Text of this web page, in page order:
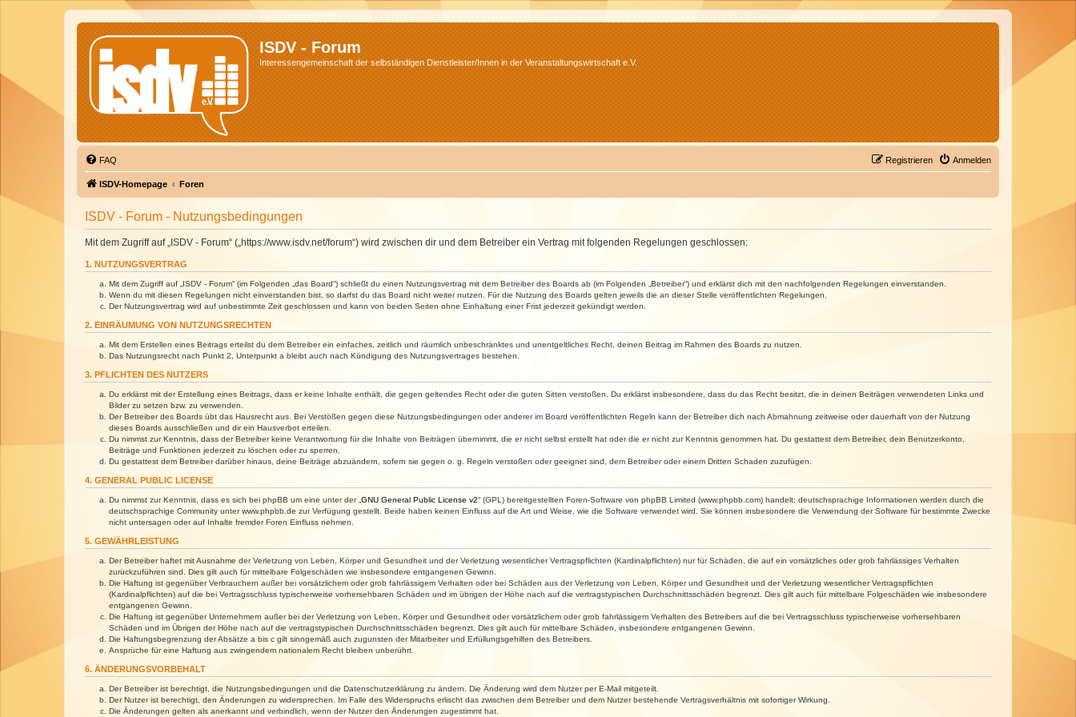
ISDV - Forum
Interessengemeinschaft der selbständigen Dienstleister/Innen in der Veranstaltungswirtschaft e.V.
FAQ Anmelden
Registrieren
ISDV-Homepage Foren
ISDV - Forum - Nutzungsbedingungen
Mit dem Zugriff auf „ISDV - Forum“ („https://www.isdv.net/forum“) wird zwischen dir und dem Betreiber ein Vertrag mit folgenden Regelungen geschlossen:
1. NUTZUNGSVERTRAG
Mit dem Zugriff auf „ISDV - Forum“ (im Folgenden „das Board“) schließt du einen Nutzungsvertrag mit dem Betreiber des Boards ab (im Folgenden „Betreiber“) und erklärst dich mit den nachfolgenden Regelungen einverstanden.
Wenn du mit diesen Regelungen nicht einverstanden bist, so darfst du das Board nicht weiter nutzen. Für die Nutzung des Boards gelten jeweils die an dieser Stelle veröffentlichten Regelungen.
Der Nutzungsvertrag wird auf unbestimmte Zeit geschlossen und kann von beiden Seiten ohne Einhaltung einer Frist jederzeit gekündigt werden.
2. EINRÄUMUNG VON NUTZUNGSRECHTEN
Mit dem Erstellen eines Beitrags erteilst du dem Betreiber ein einfaches, zeitlich und räumlich unbeschränktes und unentgeltliches Recht, deinen Beitrag im Rahmen des Boards zu nutzen.
Das Nutzungsrecht nach Punkt 2, Unterpunkt a bleibt auch nach Kündigung des Nutzungsvertrages bestehen.
3. PFLICHTEN DES NUTZERS
Du erklärst mit der Erstellung eines Beitrags, dass er keine Inhalte enthält, die gegen geltendes Recht oder die guten Sitten verstoßen. Du erklärst insbesondere, dass du das Recht besitzt, die in deinen Beiträgen verwendeten Links und
Bilder zu setzen bzw. zu verwenden.
Der Betreiber des Boards übt das Hausrecht aus. Bei Verstößen gegen diese Nutzungsbedingungen oder anderer im Board veröffentlichten Regeln kann der Betreiber dich nach Abmahnung zeitweise oder dauerhaft von der Nutzung
dieses Boards ausschließen und dir ein Hausverbot erteilen.
Du nimmst zur Kenntnis, dass der Betreiber keine Verantwortung für die Inhalte von Beiträgen übernimmt, die er nicht selbst erstellt hat oder die er nicht zur Kenntnis genommen hat. Du gestattest dem Betreiber, dein Benutzerkonto,
Beiträge und Funktionen jederzeit zu löschen oder zu sperren.
Du gestattest dem Betreiber darüber hinaus, deine Beiträge abzuändern, sofern sie gegen o. g. Regeln verstoßen oder geeignet sind, dem Betreiber oder einem Dritten Schaden zuzufügen.
4. GENERAL PUBLIC LICENSE
Du nimmst zur Kenntnis, dass es sich bei phpBB um eine unter der „ GNU General Public License v2“ (GPL) bereitgestellten Foren-Software von phpBB Limited (www.phpbb.com) handelt; deutschsprachige Informationen werden durch die
deutschsprachige Community unter www.phpbb.de zur Verfügung gestellt. Beide haben keinen Einfluss auf die Art und Weise, wie die Software verwendet wird. Sie können insbesondere die Verwendung der Software für bestimmte Zwecke
nicht untersagen oder auf Inhalte fremder Foren Einfluss nehmen.
5. GEWÄHRLEISTUNG
Der Betreiber haftet mit Ausnahme der Verletzung von Leben, Körper und Gesundheit und der Verletzung wesentlicher Vertragspflichten (Kardinalpflichten) nur für Schäden, die auf ein vorsätzliches oder grob fahrlässiges Verhalten
zurückzuführen sind. Dies gilt auch für mittelbare Folgeschäden wie insbesondere entgangenen Gewinn.
Die Haftung ist gegenüber Verbrauchern außer bei vorsätzlichem oder grob fahrlässigem Verhalten oder bei Schäden aus der Verletzung von Leben, Körper und Gesundheit und der Verletzung wesentlicher Vertragspflichten
(Kardinalpflichten) auf die bei Vertragsschluss typischerweise vorhersehbaren Schäden und im übrigen der Höhe nach auf die vertragstypischen Durchschnittsschäden begrenzt. Dies gilt auch für mittelbare Folgeschäden wie insbesondere
entgangenen Gewinn.
Die Haftung ist gegenüber Unternehmern außer bei der Verletzung von Leben, Körper und Gesundheit oder vorsätzlichem oder grob fahrlässigem Verhalten des Betreibers auf die bei Vertragsschluss typischerweise vorhersehbaren
Schäden und im Übrigen der Höhe nach auf die vertragstypischen Durchschnittsschäden begrenzt. Dies gilt auch für mittelbare Schäden, insbesondere entgangenen Gewinn.
Die Haftungsbegrenzung der Absätze a bis c gilt sinngemäß auch zugunsten der Mitarbeiter und Erfüllungsgehilfen des Betreibers.
Ansprüche für eine Haftung aus zwingendem nationalem Recht bleiben unberührt.
6. ÄNDERUNGSVORBEHALT
Der Betreiber ist berechtigt, die Nutzungsbedingungen und die Datenschutzerklärung zu ändern. Die Änderung wird dem Nutzer per E-Mail mitgeteilt.
Der Nutzer ist berechtigt, den Änderungen zu widersprechen. Im Falle des Widerspruchs erlischt das zwischen dem Betreiber und dem Nutzer bestehende Vertragsverhältnis mit sofortiger Wirkung.
Die Änderungen gelten als anerkannt und verbindlich, wenn der Nutzer den Änderungen zugestimmt hat.